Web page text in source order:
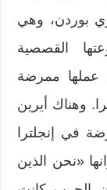
بوردن، وهي
القصصية
من واقع عملها ممرضة
وهناك أيرين
في إنجلترا
«نحن الذين